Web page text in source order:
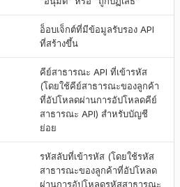
อ็อบเจ็กต์ที่มีข้อมูลรับรอง API
ที่สร้างขึ้น
คีย์สาธารณะ API ที่เข้ารหัส
(โดยใช้คีย์สาธารณะของลูกค้า
ที่อัปโหลดผ่านการอัปโหลดคีย์
สาธารณะ API) สำหรับบัญชี
ย่อย
รหัสลับที่เข้ารหัส (โดยใช้รหัส
สาธารณะของลูกค้าที่อัปโหลด
ผ่านการอัปโหลดรหัสสาธารณะ